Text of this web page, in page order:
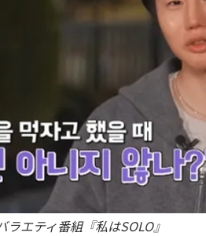
エティ番組『私はSOLO』